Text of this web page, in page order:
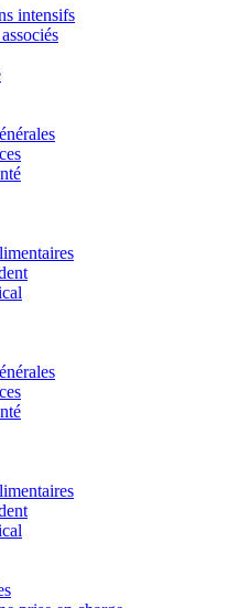
intensifs